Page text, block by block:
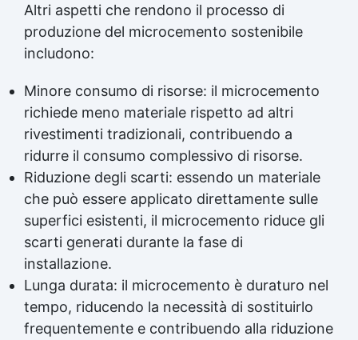
Altri aspetti che rendono il processo di
produzione del microcemento sostenibile
includono:
Minore consumo di risorse: il microcemento
richiede meno materiale rispetto ad altri
rivestimenti tradizionali, contribuendo a
ridurre il consumo complessivo di risorse.
Riduzione degli scarti: essendo un materiale
che può essere applicato direttamente sulle
superfici esistenti, il microcemento riduce gli
scarti generati durante la fase di
installazione.
Lunga durata: il microcemento è duraturo nel
tempo, riducendo la necessità di sostituirlo
frequentemente e contribuendo alla riduzione